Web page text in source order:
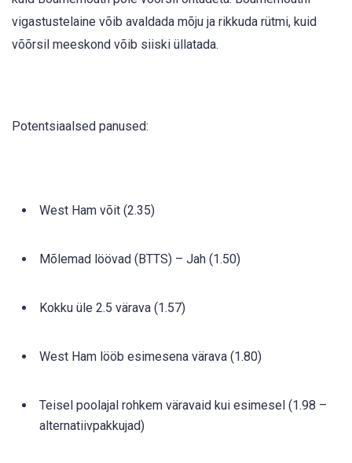
vigastustelaine võib avaldada mõju ja rikkuda rütmi, kuid
võõrsil meeskond võib siiski üllatada.
Potentsiaalsed panused:
West Ham võit (2.35)
Mõlemad löövad (BTTS) – Jah (1.50)
Kokku üle 2.5 värava (1.57)
West Ham lööb esimesena värava (1.80)
Teisel poolajal rohkem väravaid kui esimesel (1.98 –
alternatiivpakkujad)